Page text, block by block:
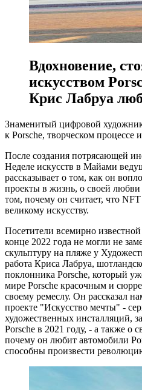
Вдохновение,
искусством
Крис Лабруа
Знаменитый цифровой
к Porsche, творческом процессе
После создания потрясающей
Неделе искусств в Майами
рассказывает о том, как он
проекты в жизнь, о своей
том, почему он считает, что
великому искусству.
Посетители всемирно
конце 2022 года не могли не
скульптуру на пляже у
работа Криса Лабруа,
поклонника Porsche, который
мире Porsche красочным и
своему ремеслу. Он рассказал
проекте "Искусство мечты" -
художественных инсталляций,
Porsche в 2021 году, - а также о
почему он любит автомобили
способны произвести